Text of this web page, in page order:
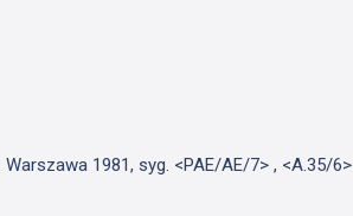
1981, syg. <PAE/AE/7> , <A.35/6>